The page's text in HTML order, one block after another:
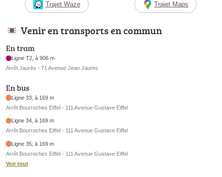
Trajet Waze Trajet Maps
Venir en transports en commun
En tram
Ligne T2, à 906 m
Arrêt Jaurès - 71 Avenue Jean Jaures
En bus
Ligne 33, à 169 m
Arrêt Bourroches Eiffel - 111 Avenue Gustave Eiffel
Ligne 34, à 169 m
Arrêt Bourroches Eiffel - 111 Avenue Gustave Eiffel
Ligne 35, à 169 m
Arrêt Bourroches Eiffel - 111 Avenue Gustave Eiffel
Voir tout